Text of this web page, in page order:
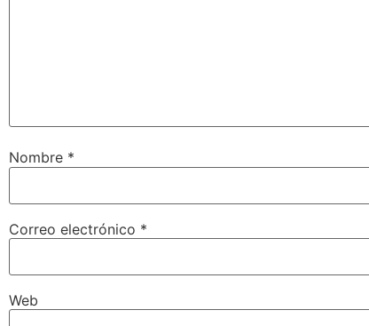
Nombre *
Correo electrónico *
Web